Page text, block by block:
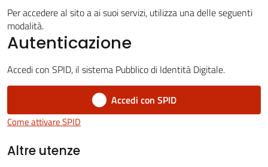
Novità
Servizi
Vivere
sul
Panaro
Per accedere al sito a ai suoi servizi, utilizza una delle seguenti
modalità.
Autenticazione
Accedi con SPID, il sistema Pubblico di Identità Digitale.
Accedi con SPID
Come attivare SPID
Altre utenze